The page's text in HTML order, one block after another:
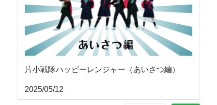
片小戦隊ハッピーレンジャー（あいさつ編）
2025/05/12